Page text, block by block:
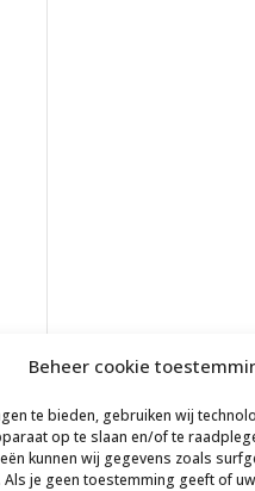
Beheer cookie
te bieden, gebruiken wij
op te slaan en/of te
kunnen wij gegevens zoals
je geen toestemming geeft of